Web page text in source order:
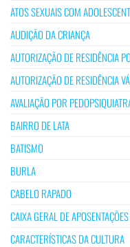
ATOS SEXUAIS COM
AUDIÇÃO DA CRIANÇA
AUTORIZAÇÃO DE RESIDÊNCIA
AUTORIZAÇÃO DE RESIDÊNCIA
AVALIAÇÃO POR
BAIRRO DE LATA
BATISMO
BURLA
CABELO RAPADO
CAIXA GERAL DE APOSENTAÇÕES
CARACTERÍSTICAS DA CULTURA